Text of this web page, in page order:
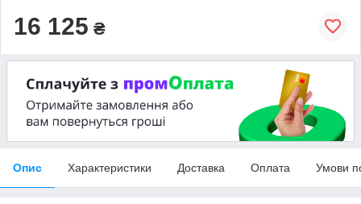
16 125 ₴
Опис Характеристики Доставка Оплата Умови